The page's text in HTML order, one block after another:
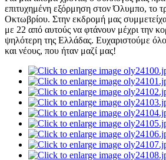
επιτυχημένη εξόρμηση στον Όλυμπο, το
Οκτωβρίου. Στην εκδρομή μας
με 22 από αυτούς να φτάνουν μέχρι την
ψηλότερη της Ελλάδας. Ευχαριστούμε
και νέους, που ήταν μαζί μας!